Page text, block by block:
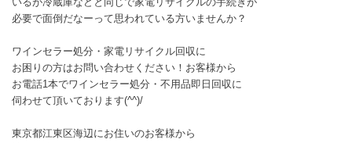
必要で面倒だなーって思われている方いませんか？
ワインセラー処分・家電リサイクル回収に
お困りの方はお問い合わせください！お客様から
お電話1本でワインセラー処分・不用品即日回収に
伺わせて頂いております(^^)/
東京都江東区海辺にお住いのお客様から